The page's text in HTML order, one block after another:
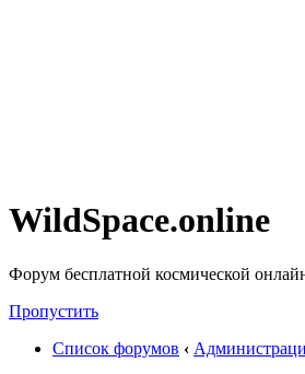
WildSpace.online
Форум бесплатной космической
Пропустить
Список форумов ‹